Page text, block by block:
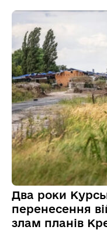
Два роки
перенесення
злам планів